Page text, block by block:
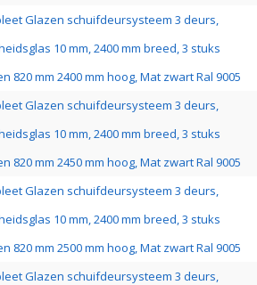
Glazen schuifdeursysteem 3 deurs,
10 mm, 2400 mm breed, 3 stuks
820 mm 2400 mm hoog, Mat zwart Ral 9005
Glazen schuifdeursysteem 3 deurs,
10 mm, 2400 mm breed, 3 stuks
820 mm 2450 mm hoog, Mat zwart Ral 9005
Glazen schuifdeursysteem 3 deurs,
10 mm, 2400 mm breed, 3 stuks
820 mm 2500 mm hoog, Mat zwart Ral 9005
Glazen schuifdeursysteem 3 deurs,